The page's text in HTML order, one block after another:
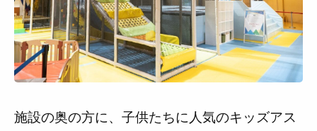
施設の奥の方に、子供たちに人気のキッズアス